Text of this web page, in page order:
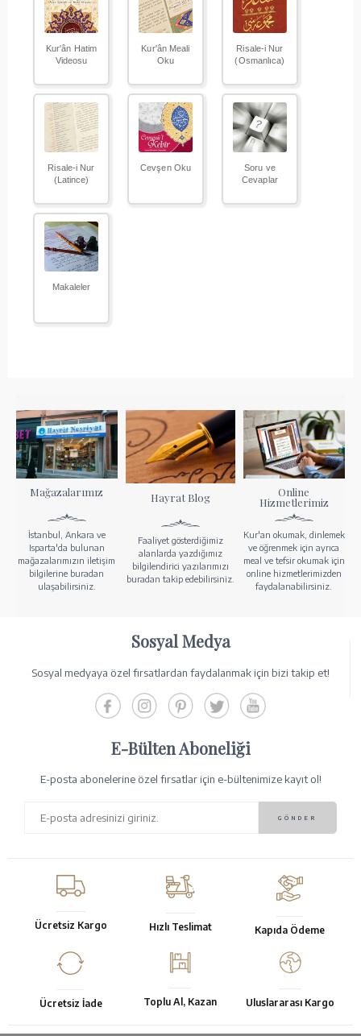
Kur'ân Hatim
Videosu
Kur'ân Meali
Oku
Risale-i Nur
(Osmanlıca)
Risale-i Nur
(Latince)
Cevşen Oku
Soru ve
Cevaplar
Makaleler
Mağazalarımız
İstanbul, Ankara ve
Isparta'da bulunan
mağazalarımızın iletişim
bilgilerine buradan
ulaşabilirsiniz.
Hayrat Blog
Faaliyet gösterdiğimiz
alanlarda yazdığımız
bilgilendirici yazılarımızı
buradan takip edebilirsiniz.
Online
Hizmetlerimiz
Kur'an okumak, dinlemek
ve öğrenmek için ayrıca
meal ve tefsir okumak için
online hizmetlerimizden
faydalanabilirsiniz.
Sosyal Medya
Sosyal medyaya özel fırsatlardan faydalanmak için bizi takip et!
E-Bülten Aboneliği
E-posta abonelerine özel fırsatlar için e-bültenimize kayıt ol!
Ücretsiz Kargo Hızlı Teslimat Kapıda Ödeme
Ücretsiz İade Toplu Al, Kazan Uluslararası Kargo